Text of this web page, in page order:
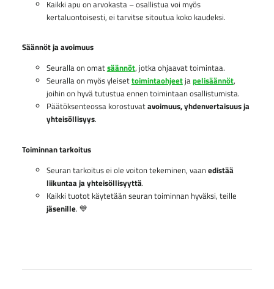
Kaikki apu on arvokasta – osallistua voi myös
kertaluontoisesti, ei tarvitse sitoutua koko kaudeksi.
Säännöt ja avoimuus
Seuralla on omatsäännöt, jotka ohjaavat toimintaa.
Seuralla on myös yleisettoimintaohjeetjapelisäännöt,
joihin on hyvä tutustua ennen toimintaan osallistumista.
Päätöksenteossa korostuvatavoimuus, yhdenvertaisuus ja
yhteisöllisyys.
Toiminnan tarkoitus
Seuran tarkoitus ei ole voiton tekeminen, vaanedistää
liikuntaa ja yhteisöllisyyttä.
Kaikki tuotot käytetään seuran toiminnan hyväksi, teille
jäsenille. 💙